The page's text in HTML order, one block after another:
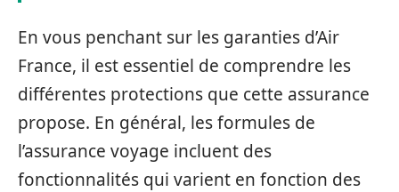
En vous penchant sur les garanties d’Air
France, il est essentiel de comprendre les
différentes protections que cette assurance
propose. En général, les formules de
l’assurance voyage incluent des
fonctionnalités qui varient en fonction des